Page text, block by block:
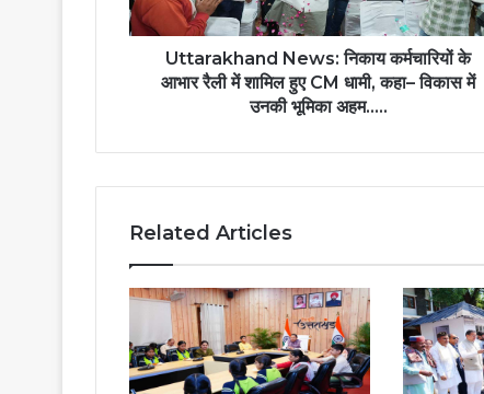
में
शामिल
अहम…..
Uttarakhand News: निकाय कर्मचारियों के
आभार रैली में शामिल हुए CM धामी, कहा– विकास में
उनकी भूमिका अहम…..
Related Articles